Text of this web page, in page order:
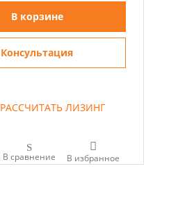
В корзине
Консультация
РАССЧИТАТЬ ЛИЗИНГ
В сравнение